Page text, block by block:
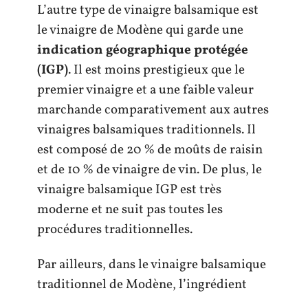
L’autre type de vinaigre balsamique est
le vinaigre de Modène qui garde une
indication géographique protégée
(IGP). Il est moins prestigieux que le
premier vinaigre et a une faible valeur
marchande comparativement aux autres
vinaigres balsamiques traditionnels. Il
est composé de 20 % de moûts de raisin
et de 10 % de vinaigre de vin. De plus, le
vinaigre balsamique IGP est très
moderne et ne suit pas toutes les
procédures traditionnelles.
Par ailleurs, dans le vinaigre balsamique
traditionnel de Modène, l’ingrédient